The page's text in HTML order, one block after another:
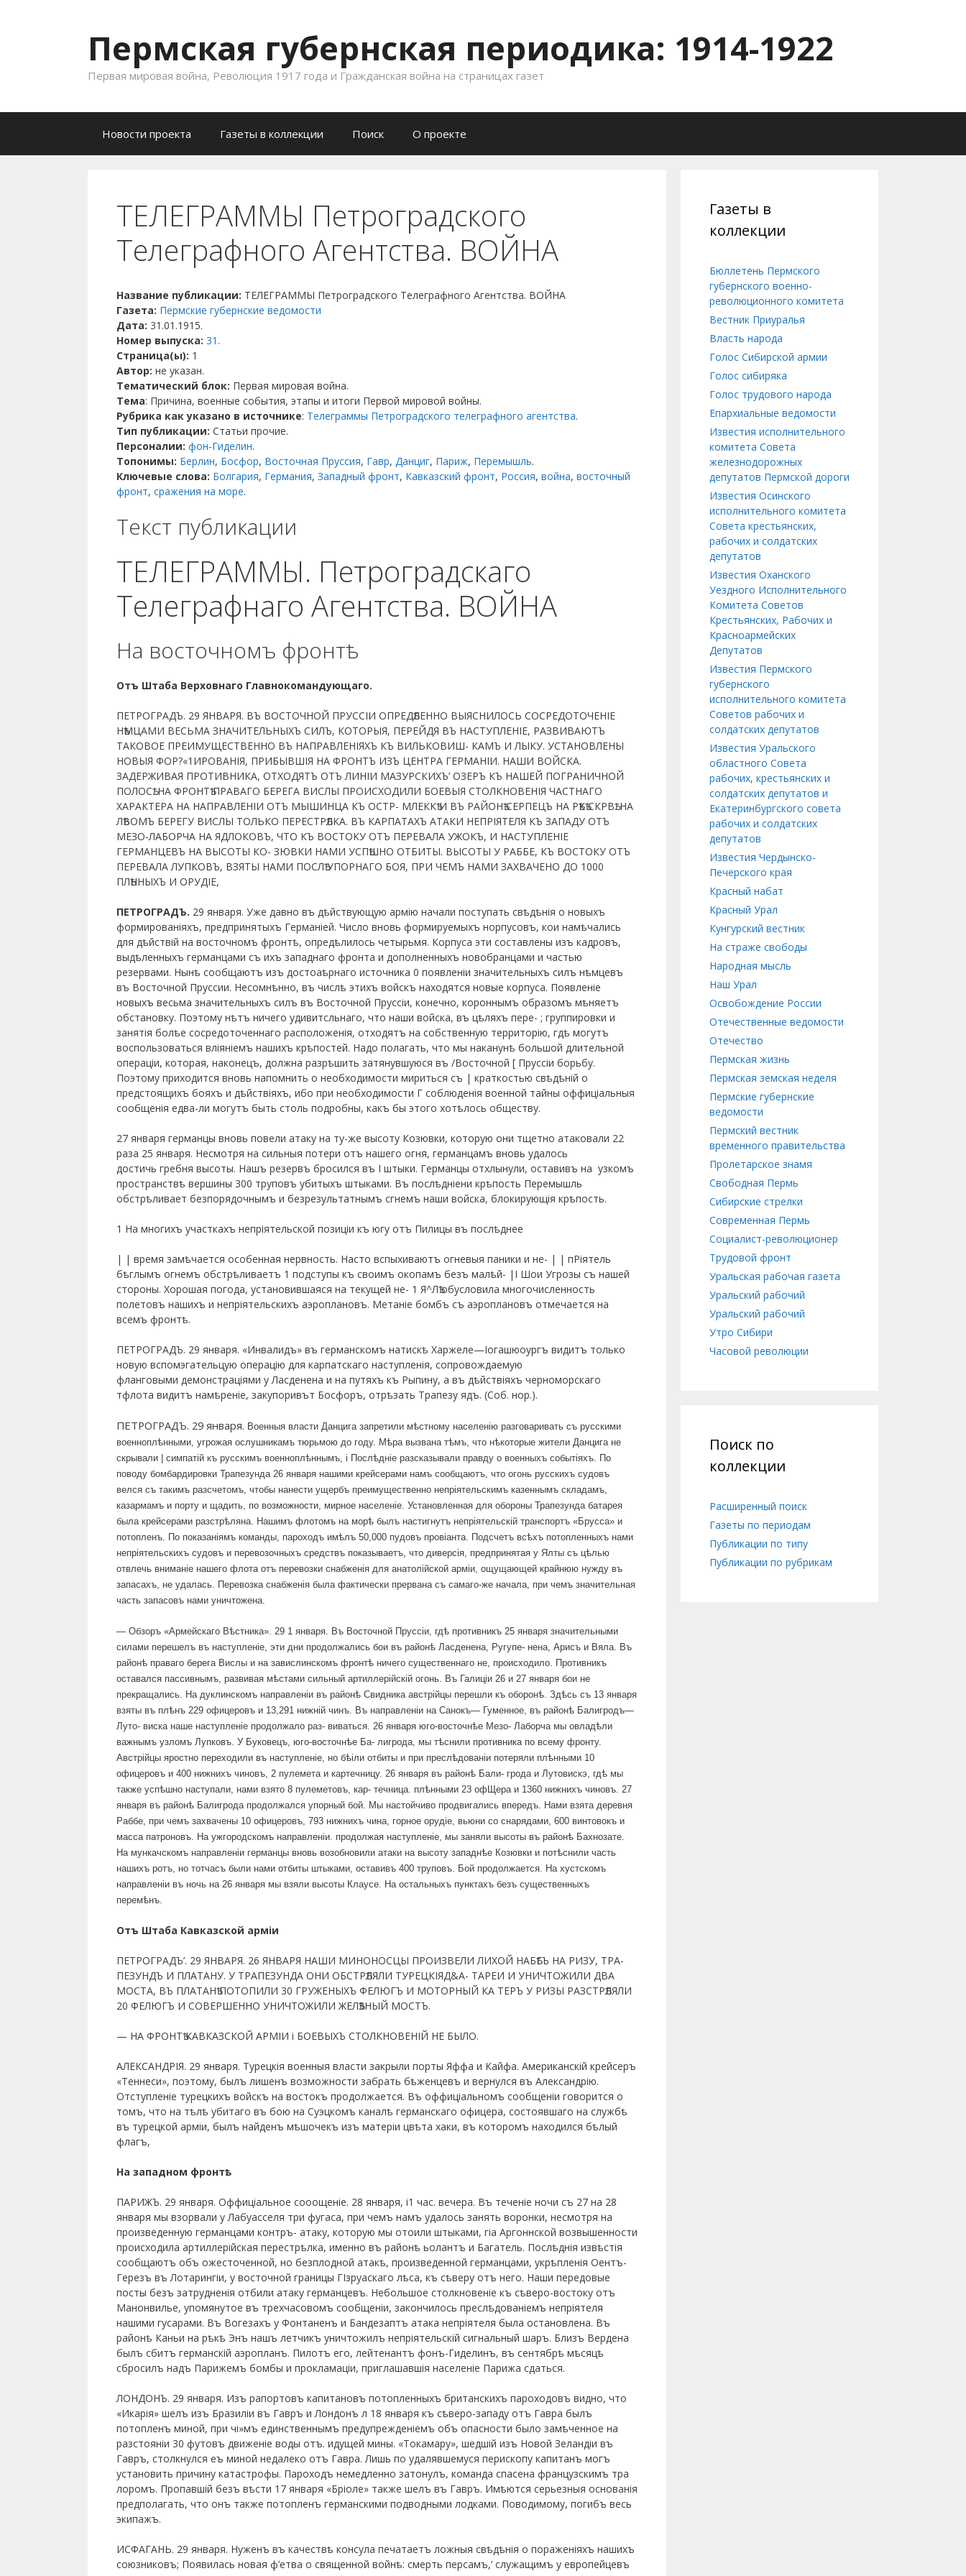
Пермская губернская периодика: 1914-1922
Первая мировая война, Революция 1917 года и Гражданская война на страницах газет
Новости проекта
Газеты в коллекции Поиск О проекте
ТЕЛЕГРАММЫ Петроградского
Телеграфного Агентства. ВОЙНА
Название публикации: ТЕЛЕГРАММЫ Петроградского Телеграфного Агентства. ВОЙНА
Газета: Пермские губернские ведомости
Дата: 31.01.1915.
Номер выпуска: 31 .
Страница(ы): 1
Автор: не указан.
Тематический блок: Первая мировая война.
Тема: Причина, военные события, этапы и итоги Первой мировой войны.
Рубрика как указано в источнике: Телеграммы Петроградского телеграфного агентства.
Тип публикации: Статьи прочие.
Персоналии: фон-Гиделин.
Топонимы: Берлин, Босфор, Восточная Пруссия, Гавр, Данциг, Париж, Перемышль.
Ключевые слова: Болгария, Германия, Западный фронт, Кавказский фронт, Россия, война, восточный
фронт, сражения на море.
Текст публикации
ТЕЛЕГРАММЫ. Петроградскаго
Телеграфнаго Агентства. ВОЙНА
На восточномъ фронтѣ
Отъ Штаба Верховнаго Главнокомандующаго.
ПЕТРОГРАДЪ. 29 ЯНВАРЯ. ВЪ ВОСТОЧНОЙ ПРУССІИ ОПРЕДѢЛЕННО ВЫЯСНИЛОСЬ СОСРЕДОТОЧЕНІЕ
НѢМЦАМИ ВЕСЬМА ЗНАЧИТЕЛЬНЫХЪ СИЛЪ, КОТОРЫЯ, ПЕРЕЙДЯ ВЪ НАСТУПЛЕНІЕ, РАЗВИВАЮТЪ
ТАКОВОЕ ПРЕИМУЩЕСТВЕННО ВЪ НАПРАВЛЕНІЯХЪ КЪ ВИЛЬКОВИШ- КАМЪ И ЛЫКУ. УСТАНОВЛЕНЫ
НОВЫЯ ФОР?«1ИРОВАНІЯ, ПРИБЫВШІЯ НА ФРОНТЪ ИЗЪ ЦЕНТРА ГЕРМАНІИ. НАШИ ВОЙСКА.
ЗАДЕРЖИВАЯ ПРОТИВНИКА, ОТХОДЯТЪ ОТЪ ЛИНІИ МАЗУРСКИХЪ’ ОЗЕРЪ КЪ НАШЕЙ ПОГРАНИЧНОЙ
ПОЛОСѢ. НА ФРОНТѢ ПРАВАГО БЕРЕГА ВИСЛЫ ПРОИСХОДИЛИ БОЕВЫЯ СТОЛКНОВЕНІЯ ЧАСТНАГО
ХАРАКТЕРА НА НАПРАВЛЕНІИ ОТЪ МЫШИНЦА КЪ ОСТР- МЛЕККѢ И ВЪ РАЙОНѢ СЕРПЕЦЪ НА РѢКѢ СКРВѢ. НА
ЛѢВОМЪ БЕРЕГУ ВИСЛЫ ТОЛЬКО ПЕРЕСТРѢЛКА. ВЪ КАРПАТАХЪ АТАКИ НЕПРІЯТЕЛЯ КЪ ЗАПАДУ ОТЪ
МЕЗО-ЛАБОРЧА НА ЯДЛОКОВЪ, ЧТО КЪ ВОСТОКУ ОТЪ ПЕРЕВАЛА УЖОКЪ, И НАСТУПЛЕНІЕ
ГЕРМАНЦЕВЪ НА ВЫСОТЫ КО- ЗЮВКИ НАМИ УСПѢШНО ОТБИТЫ. ВЫСОТЫ У РАББЕ, КЪ ВОСТОКУ ОТЪ
ПЕРЕВАЛА ЛУПКОВЪ, ВЗЯТЫ НАМИ ПОСЛѢ УПОРНАГО БОЯ, ПРИ ЧЕМЪ НАМИ ЗАХВАЧЕНО ДО 1000
ПЛѢННЫХЪ И ОРУДІЕ,
ПЕТРОГРАДЪ. 29 января. Уже давно въ дѣйствующую армію начали поступать свѣдѣнія о новыхъ
формированіяхъ, предпринятыхъ Германіей. Число вновь формируемыхъ норпусовъ, кои намѣчались
для дѣйствій на восточномъ фронтѣ, опредѣлилось четырьмя. Корпуса эти составлены изъ кадровъ,
выдѣленныхъ германцами съ ихъ западнаго фронта и дополненныхъ новобранцами и частью
резервами. Нынѣ сообщаютъ изъ достоаѣрнаго источника 0 появленіи значительныхъ силъ нѣмцевъ
въ Восточной Пруссии. Несомнѣнно, въ числѣ этихъ войскъ находятся новые корпуса. Появленіе
новыхъ весьма значительныхъ силъ въ Восточной Пруссіи, конечно, короннымъ образомъ мѣняетъ
обстановку. Поэтому нѣтъ ничего удивитсльнаго, что наши войска, въ цѣляхъ пере- ; группировки и
занятія болѣе сосредоточеннаго расположенія, отходятъ на собственную территорію, гдѣ могутъ
воспользоваться вліяніемъ нашихъ крѣпостей. Надо полагать, что мы наканунѣ большой длительной
операціи, которая, наконецъ, должна разрѣшить затянувшуюся въ /Восточной [ Пруссіи борьбу.
Поэтому приходится вновь напомнить о необходимости мириться съ | краткостью свѣдѣній о
предстоящихъ бояхъ и дѣйствіяхъ, ибо при необходимости Г соблюденія военной тайны оффиціальныя
сообщенія едва-ли могутъ быть столь подробны, какъ бы этого хотѣлось обществу.
27 января германцы вновь повели атаку на ту-же высоту Козювки, которую они тщетно атаковали 22
раза 25 января. Несмотря на сильныя потери отъ нашего огня, германцамъ вновь удалось
достичь гребня высоты. Нашъ резервъ бросился въ I штыки. Германцы отхлынули, оставивъ на узкомъ
пространствѣ вершины 300 труповъ убитыхъ штыками. Въ послѣдніени крѣпость Перемышль
обстрѣливает безпорядочнымъ и безрезультатнымъ сгнемъ наши войска, блокирующія крѣпость.
1 На многихъ участкахъ непріятельской позиціи къ югу отъ Пилицы въ послѣднее
| | время замѣчается особенная нервность. Насто вспыхиваютъ огневыя паники и не- | | пРіятель
бѣглымъ огнемъ обстрѣливаетъ 1 подступы къ своимъ окопамъ безъ малѣй- |І Шои Угрозы съ нашей
стороны. Хорошая погода, установившаяся на текущей не- 1 Я^ЛѢ обусловила многочисленность
полетовъ нашихъ и непріятельскихъ аэроплановъ. Метаніе бомбъ съ аэроплановъ отмечается на
всемъ фронтѣ.
ПЕТРОГРАДЪ. 29 января. «Инвалидъ» въ германскомъ натискѣ Харжеле—Іогашюоургъ видитъ только
новую вспомэгательцую операцію для карпатскаго наступленія, сопровождаемую
фланговыми демонстраціями у Ласденена и на путяхъ къ Рыпину, а въ дѣйствіяхъ черноморскаго
тфлота видитъ намѣреніе, закупоривът Босфоръ, отрѣзать Трапезу ядъ. (Соб. нор.).
ПЕТРОГРАДЪ. 29 января. Военныя власти Данцига запретили мѣстному населенію разговаривать съ русскими
военноплѣнными, угрожая ослушникамъ тюрьмою до году. Мѣра вызвана тѣмъ, что нѣкоторые жители Данцига не
скрывали | симпатій къ русскимъ военноплѣннымъ, і Послѣдніе разсказывали правду о военныхъ событіяхъ. По
поводу бомбардировки Трапезунда 26 января нашими крейсерами намъ сообщаютъ, что огонь русскихъ судовъ
велся съ такимъ разсчетомъ, чтобы нанести ущербъ преимущественно непріятельскимъ казеннымъ складамъ,
казармамъ и порту и щадить, по возможности, мирное населеніе. Установленная для обороны Трапезунда батарея
была крейсерами разстрѣляна. Нашимъ флотомъ на морѣ былъ настигнутъ непріятельскій транспортъ «Брусса» и
потопленъ. По показаніямъ команды, пароходъ имѣлъ 50,000 пудовъ провіанта. Подсчетъ всѣхъ потопленныхъ нами
непріятельскихъ судовъ и перевозочныхъ средствъ показываетъ, что диверсія, предпринятая у Ялты съ цѣлью
отвлечь вниманіе нашего флота отъ перевозки снабженія для анатолійской арміи, ощущающей крайнюю нужду въ
запасахъ, не удалась. Перевозка снабженія была фактически прервана съ самаго-же начала, при чемъ значительная
часть запасовъ нами уничтожена.
— Обзоръ «Армейскаго Вѣстника». 29 1 января. Въ Восточной Пруссіи, гдѣ противникъ 25 января значительными
силами перешелъ въ наступленіе, эти дни продолжались бои въ районѣ Ласденена, Ругупе- нена, Арисъ и Вяла. Въ
районѣ праваго берега Вислы и на завислинскомъ фронтѣ ничего существеннаго не, происходило. Противникъ
оставался пассивнымъ, развивая мѣстами сильный артиллерійскій огонь. Въ Галиціи 26 и 27 января бои не
прекращались. На дуклинскомъ направленіи въ районѣ Свидника австрійцы перешли къ оборонѣ. Здѣсь съ 13 января
взяты въ плѣнъ 229 офицеровъ и 13,291 нижній чинъ. Въ направленіи на Санокъ— Гуменное, въ районѣ Балигродъ—
Луто- виска наше наступленіе продолжало раз- виваться. 26 января юго-восточнѣе Мезо- Лаборча мы овладѣли
важнымъ узломъ Лупковъ. У Буковецъ, юго-восточнѣе Ба- лигрода, мы тѣснили противника по всему фронту.
Австрійцы яростно переходили въ наступленіе, но бѣіли отбиты и при преслѣдованіи потеряли плѣнными 10
офицеровъ и 400 нижнихъ чиновъ, 2 пулемета и картечницу. 26 января въ районѣ Бали- грода и Лутовискэ, гдѣ мы
также успѣшно наступали, нами взято 8 пулеметовъ, кар- течница. плѣнными 23 офЩера и 1360 нижнихъ чиновъ. 27
января въ районѣ Балигрода продолжался упорный бой. Мы настойчиво продвигались впередъ. Нами взята деревня
Раббе, при чемъ захвачены 10 офицеровъ, 793 нижнихъ чина, горное орудіе, вьюни со снарядами, 600 винтовокъ и
масса патроновъ. На ужгородскомъ направленіи. продолжая наступленіе, мы заняли высоты въ районѣ Бахнозате.
На мункачскомъ направленіи германцы вновь возобновили атаки на высоту западнѣе Козювки и потѣснили часть
нашихъ ротъ, но тотчасъ были нами отбиты штыками, оставивъ 400 труповъ. Бой продолжается. На хустскомъ
направленіи въ ночь на 26 января мы взяли высоты Клаусе. На остальныхъ пунктахъ безъ существенныхъ
перемѣнъ.
Отъ Штаба Кавказской арміи
ПЕТРОГРАДЪ’. 29 ЯНВАРЯ. 26 ЯНВАРЯ НАШИ МИНОНОСЦЫ ПРОИЗВЕЛИ ЛИХОЙ НАБѢГЪ НА РИЗУ, ТРА-
ПЕЗУНДЪ И ПЛАТАНУ. У ТРАПЕЗУНДА ОНИ ОБСТРѢЛЯЛИ ТУРЕЦКІЯД&А- ТАРЕИ И УНИЧТОЖИЛИ ДВА
МОСТА, ВЪ ПЛАТАНѢ ПОТОПИЛИ 30 ГРУЖЕНЫХЪ ФЕЛЮГЪ И МОТОРНЫЙ КА ТЕРЪ У РИЗЫ РАЗСТРѢЛЯЛИ
20 ФЕЛЮГЪ И СОВЕРШЕННО УНИЧТОЖИЛИ ЖЕЛѢЗНЫЙ МОСТЪ.
— НА ФРОНТѢ КАВКАЗСКОЙ АРМІИ і БОЕВЫХЪ СТОЛКНОВЕНІЙ НЕ БЫЛО.
АЛЕКСАНДРІЯ. 29 января. Турецкія военныя власти закрыли порты Яффа и Кайфа. Американскій крейсеръ
«Теннеси», поэтому, былъ лишенъ возможности забрать бѣженцевъ и вернулся въ Александрію.
Отступленіе турецкихъ войскъ на востокъ продолжается. Въ оффиціальномъ сообщеніи говорится о
томъ, что на тѣлѣ убитаго въ бою на Суэцкомъ каналѣ германскаго офицера, состоявшаго на службѣ
въ турецкой арміи, былъ найденъ мѣшочекъ изъ матеріи цвѣта хаки, въ которомъ находился бѣлый
флагъ,
На западном фронтѣ.
ПАРИЖЪ. 29 января. Оффиціальное сооощеніе. 28 января, і1 час. вечера. Въ теченіе ночи съ 27 на 28
января мы взорвали у Лабуасселя три фугаса, при чемъ намъ удалось занять воронки, несмотря на
произведенную германцами контръ- атаку, которую мы отоили штыками, гіа Аргоннской возвышенности
происходила артиллерійская перестрѣлка, именно въ районѣ ьолантъ и Багатель. Послѣднія извѣстія
сообщаютъ объ ожесточенной, но безплодной атакѣ, произведенной германцами, укрѣпленія Оентъ-
Герезъ въ Лотарингіи, у восточной границы ГІзруаскаго лѣса, къ сѣверу отъ него. Наши передовые
посты безъ затрудненія отбили атаку германцевъ. Небольшое столкновеніе къ сѣверо-востоку отъ
Манонвилье, упомянутое въ трехчасовомъ сообщеніи, закончилось преслѣдованіемъ непріятеля
нашими гусарами. Въ Вогезахъ у Фонтаненъ и Бандезаптъ атака непріятеля была остановлена. Въ
районѣ Каньи на рѣкѣ Энъ нашъ летчикъ уничтожилъ непріятельскій сигнальный шаръ. Близъ Вердена
былъ сбитъ германскій аэропланъ. Пилотъ его, лейтенантъ фонъ-Гиделинъ, въ сентябрѣ мѣсяцѣ
сбросилъ надъ Парижемъ бомбы и прокламаціи, приглашавшія населеніе Парижа сдаться.
ЛОНДОНЪ. 29 января. Изъ рапортовъ капитановъ потопленныхъ британскихъ пароходовъ видно, что
«Икарія» шелъ изъ Бразиліи въ Гавръ и Лондонъ л 18 января къ сѣверо-западу отъ Гавра былъ
потопленъ миной, при чі»мъ единственнымъ предупрежденіемъ объ опасности было замѣченное на
разстояніи 30 футовъ движеніе воды отъ. идущей мины. «Токамару», шедшій изъ Новой Зеландіи въ
Гавръ, столкнулся еъ миной недалеко отъ Гавра. Лишь по удалявшемуся перископу капитанъ могъ
установить причину катастрофы. Пароходъ немедленно затонулъ, команда спасена французскимъ тра
лоромъ. Пропавшій безъ вѣсти 17 января «Бріоле» также шелъ въ Гавръ. Имѣются серьезныя основанія
предполагать, что онъ также потопленъ германскими подводными лодками. Поводимому, погибъ весь
экипажъ.
ИСФАГАНЬ. 29 января. Нуженъ въ качествѣ консула печатаетъ ложныя свѣдѣнія о пораженіяхъ нашихъ
союзниковъ; Появилась новая ф’етва о священной войнѣ: смерть персамъ,’ служащимъ у европейцевъ
Газеты в
коллекции
Бюллетень Пермского
губернского военно-
революционного комитета
Вестник Приуралья
Власть народа
Голос Сибирской армии
Голос сибиряка
Голос трудового народа
Епархиальные ведомости
Известия исполнительного
комитета Совета
железнодорожных
депутатов Пермской дороги
Известия Осинского
исполнительного комитета
Совета крестьянских,
рабочих и солдатских
депутатов
Известия Оханского
Уездного Исполнительного
Комитета Советов
Крестьянских, Рабочих и
Красноармейских
Депутатов
Известия Пермского
губернского
исполнительного комитета
Советов рабочих и
солдатских депутатов
Известия Уральского
областного Совета
рабочих, крестьянских и
солдатских депутатов и
Екатеринбургского совета
рабочих и солдатских
депутатов
Известия Чердынско-
Печерского края
Красный набат
Красный Урал
Кунгурский вестник
На страже свободы
Народная мысль
Наш Урал
Освобождение России
Отечественные ведомости
Отечество
Пермская жизнь
Пермская земская неделя
Пермские губернские
ведомости
Пермский вестник
временного правительства
Пролетарское знамя
Свободная Пермь
Сибирские стрелки
Современная Пермь
Социалист-революционер
Трудовой фронт
Уральская рабочая газета
Уральский рабочий
Уральский рабочий
Утро Сибири
Часовой революции
Поиск по
коллекции
Расширенный поиск
Газеты по периодам
Публикации по типу
Публикации по рубрикам